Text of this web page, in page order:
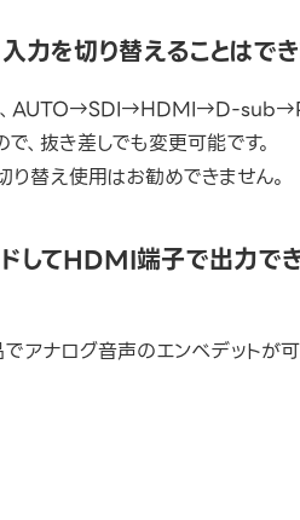
を切り替えることはで
AUTO→SDI→HDMI→D-
、抜き差しでも変更可能です。
り替え使用はお勧めできません。
してHDMI端子で出力で
アナログ音声のエンベデットが可